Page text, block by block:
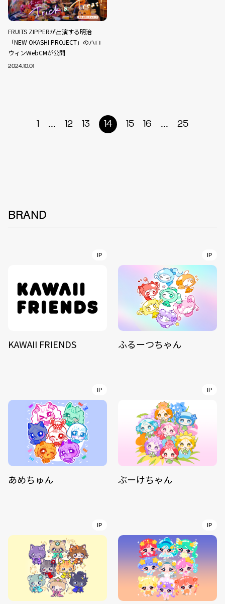
FRUITS ZIPPERが出演する明治
「NEW OKASHI PROJECT」のハロ
ウィンWebCMが公開
2024.10.01
1 ... 12 13 14 15 16 ... 25
BRAND
IP
KAWAII FRIENDS
IP
ふるーつちゃん
IP
あめちゅん
IP
ぶーけちゃん
IP IP